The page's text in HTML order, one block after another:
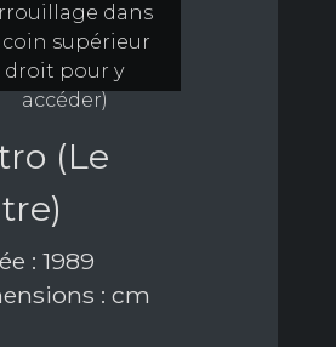
dans
coin supérieur
droit pour y
accéder)
(Le
: 1989
: cm